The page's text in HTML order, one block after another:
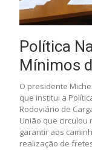
Política
Mínimos
O presidente
que institui a
Rodoviário de
União que circulou
garantir aos
realização de